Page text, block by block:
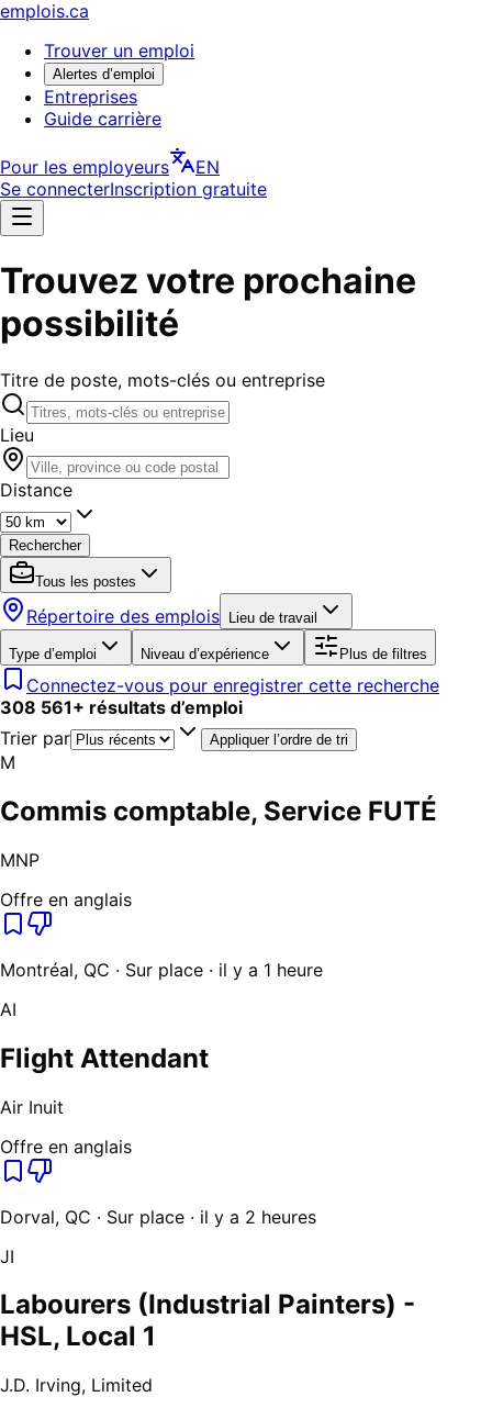
emplois.ca
Trouver un emploi
Alertes d’emploi
Entreprises
Guide carrière
Pour les employeurs
EN
Se connecterInscription gratuite
Trouvez votre prochaine
possibilité
Titre de poste, mots-clés ou entreprise
Lieu
Distance
Rechercher
Tous les postes
Répertoire des emplois Lieu de travail
Type d’emploi Niveau d’expérience Plus de filtres
Connectez-vous pour enregistrer cette recherche
308 561+ résultats d’emploi
Trier par
Appliquer l’ordre de tri
M
Commis comptable, Service FUTÉ
MNP
Offre en anglais
Montréal, QC · Sur place · il y a 1 heure
AI
Flight Attendant
Air Inuit
Offre en anglais
Dorval, QC · Sur place · il y a 2 heures
JI
Labourers (Industrial Painters) -
HSL, Local 1
J.D. Irving, Limited